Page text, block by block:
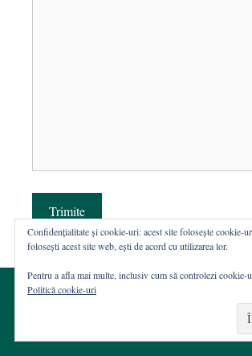
Trimite
Web hosting şi dezvoltare
Confidențialitate și cookie-uri: acest site folosește cookie-
folosești acest site web, ești de acord cu utilizarea lor.
Pentru a afla mai multe, inclusiv cum să controlezi cookie-
Politică cookie-uri